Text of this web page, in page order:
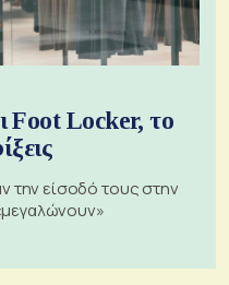
Foot Locker, το
την είσοδό τους στην